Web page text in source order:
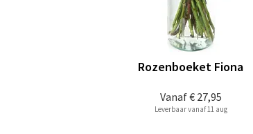
Vanaf€ 27,95
Rozenboeket Fiona
Leverbaar vanaf 11 aug